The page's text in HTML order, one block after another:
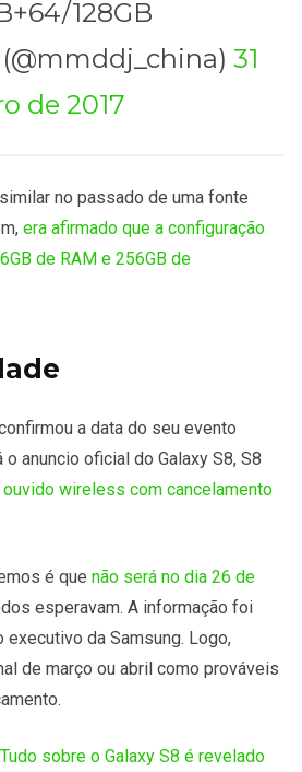
128GB
31
de 2017
no passado de uma fonte
era afirmado que a configuração
de RAM e 256GB de
a data do seu evento
o anuncio oficial do Galaxy S8, S8
wireless com cancelamento
é que não será no dia 26 de
esperavam. A informação foi
executivo da Samsung. Logo,
de março ou abril como prováveis
Tudo sobre o Galaxy S8 é revelado